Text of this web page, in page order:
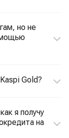
но не
Gold?
я получу
на